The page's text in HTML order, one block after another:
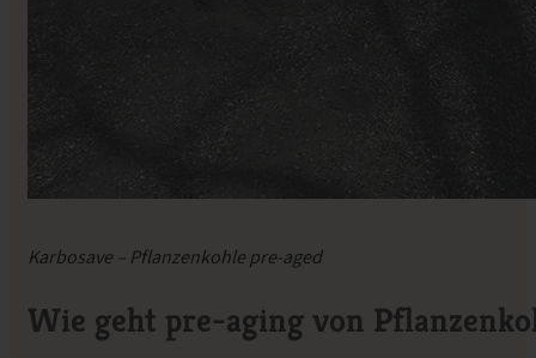
Karbosave – Pflanzenkohle pre-aged
Wie geht pre-aging von